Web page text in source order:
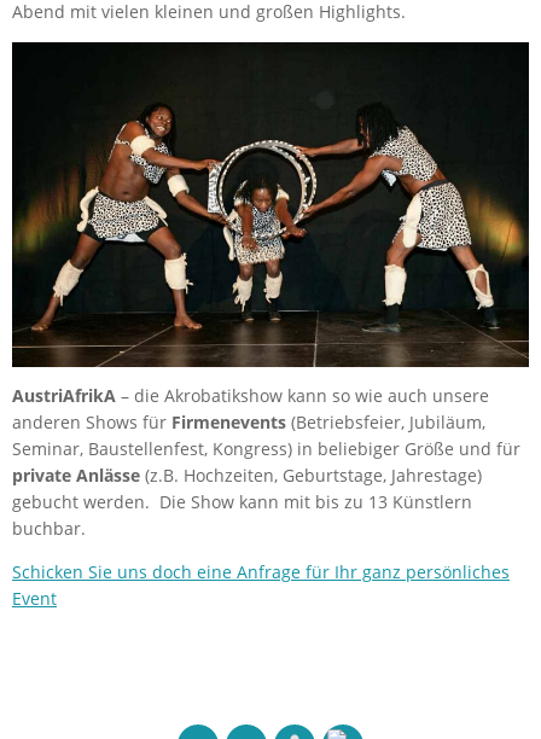
Abend mit vielen kleinen und großen Highlights.
AustriAfrikA – die Akrobatikshow kann so wie auch unsere
anderen Shows für Firmenevents (Betriebsfeier, Jubiläum,
Seminar, Baustellenfest, Kongress) in beliebiger Größe und für
private Anlässe (z.B. Hochzeiten, Geburtstage, Jahrestage)
gebucht werden. Die Show kann mit bis zu 13 Künstlern
buchbar.
Schicken Sie uns doch eine Anfrage für Ihr ganz persönliches
Event